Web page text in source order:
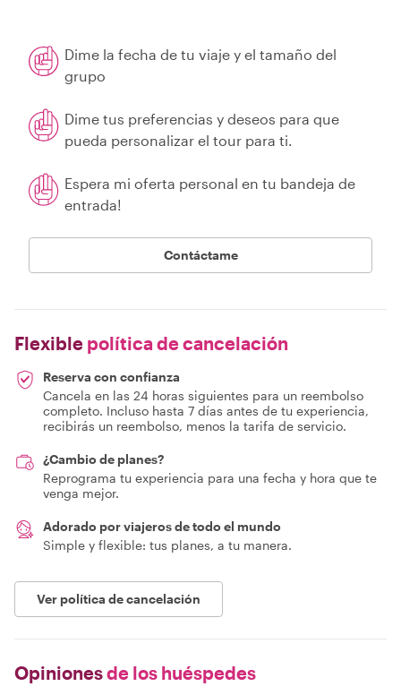
Dime la fecha de tu viaje y el tamaño del
grupo
Dime tus preferencias y deseos para que
pueda personalizar el tour para ti.
Espera mi oferta personal en tu bandeja de
entrada!
Contáctame
Flexible política de cancelación
Reserva con confianza
Cancela en las 24 horas siguientes para un reembolso
completo. Incluso hasta 7 días antes de tu experiencia,
recibirás un reembolso, menos la tarifa de servicio.
¿Cambio de planes?
Reprograma tu experiencia para una fecha y hora que te
venga mejor.
Adorado por viajeros de todo el mundo
Simple y flexible: tus planes, a tu manera.
Ver política de cancelación
Opinionesde los huéspedes